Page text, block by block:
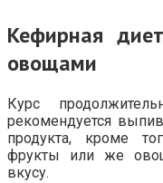
Кефирная
овощами
Курс
рекомендуется
продукта, кроме
фрукты или же
вкусу.